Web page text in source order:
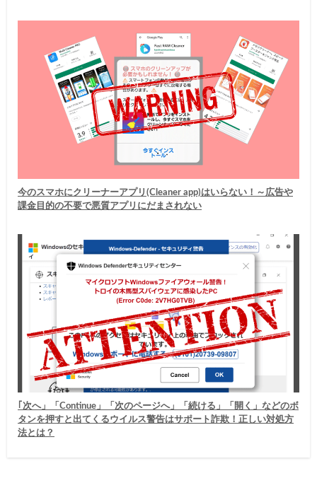
今のスマホにクリーナーアプリ(Cleaner app)はいらない！～広告や
課金目的の不要で悪質アプリにだまされない
｢次へ」「Continue」「次のページへ」「続ける」「開く」などのボ
タンを押すと出てくるウイルス警告はサポート詐欺！正しい対処方
法とは？